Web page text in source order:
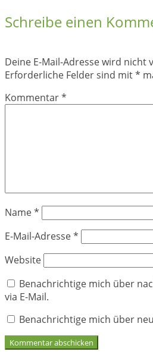
Schreibe einen
Deine E-Mail-Adresse wird nicht
Erforderliche Felder sind mit*
Kommentar*
Name*
E-Mail-Adresse*
Website
Benachrichtige mich über
via E-Mail.
Benachrichtige mich über